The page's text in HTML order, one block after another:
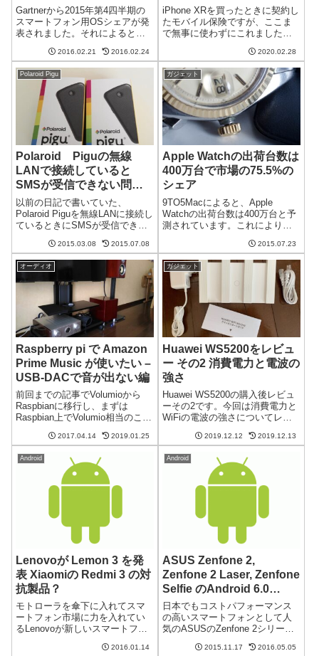
iOSとWindowsがシェアを
落とす
Gartnerから2015年第4四半期の
スマートフォン用OSシェアが発
表されました。それによると、
iOSとWindowsがシェアを下げた
そうです。やはりiPhoneの失速
は本当なのでしょうか？独占状
態のA...
2016.02.21 2016.02.24
iPhone XRを買ったときに契約し
たモバイル保険ですが、ここま
で無事に使わずにこれました。
えてもいい時期に来たのでモバ
イル保険を解約することに。せ
っかくなのでスクリーンショッ
ト付きで手順をご紹介します。
「よく...
2020.02.28
Polaroid Pigu
Polaroid Piguの無線
LANで接続していると
SMSが受信できない問
題 解決
以前の日記で書いていた、
Polaroid Piguを無線LANに接続し
ているときにSMSが受信できな
ートに問い合わせてみた結局自
力解決できなかったので、Pigu
を販売しているクロスリンクマ
ーケティングに問い合わせ...
2015.03.08 2015.07.08
ガジェット
Apple Watchの出荷台数は
400万台で市場の75.5%の
シェア
9TO5Macによると、Apple
Watchの出荷台数は400万台と予
測されています。これにより、
シェアをとったとか。Apple
Watchの出荷台数の大小はともか
く、スマートウォッチ市場の中
では抜群に売...
2015.07.23
オーディオ
Raspberry pi で Amazon
Prime Music が使いたい –
USB-DACで音が出ない編
前回までの記事でVolumioから
Raspbianに移行し、まずは
Raspbian上でVolumio相当のこと
れで念願のAmazon Prime Music
できる、と思っ...
2017.04.14 2019.01.25
ガジェット
Huawei WS5200をレビュ
ー その2 消費電力と電波の
強さ
Huawei WS5200の購入後レビュ
ーその2です。今回は消費電力と
WiFiの電波の強さについてレビ
実際に購入したレビューを含め
さい: 消費電力は低いまずは消費
電力です。...
2019.12.12 2019.12.13
Android
Lenovoが Lemon 3 を発
表 Xiaomiの Redmi 3 の対
抗製品？
モトローラを傘下に入れてスマ
ートフォン市場に力を入れてい
るLenovoが新しいスマートフォ
ばれる新しいスマートフォンは
2016.01.14
Android
ASUS Zenfone 2,
Zenfone 2 Laser, Zenfone
Selfie のAndroid 6.0
Marshmallowへのアップ
グレードを発表
日本でもコストパフォーマンス
の高いスマートフォンとして人
気のASUSのZenfone 2シリーズ
ップグレードされるそうです。
2015.11.17 2016.05.05